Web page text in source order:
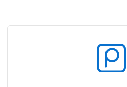
Nuestros